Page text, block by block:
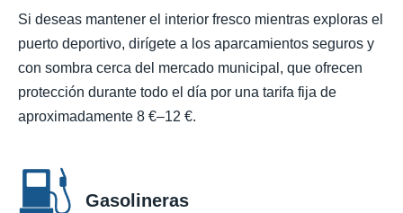
Si deseas mantener el interior fresco mientras exploras el
puerto deportivo, dirígete a los aparcamientos seguros y
con sombra cerca del mercado municipal, que ofrecen
protección durante todo el día por una tarifa fija de
aproximadamente 8 €–12 €.
Gasolineras